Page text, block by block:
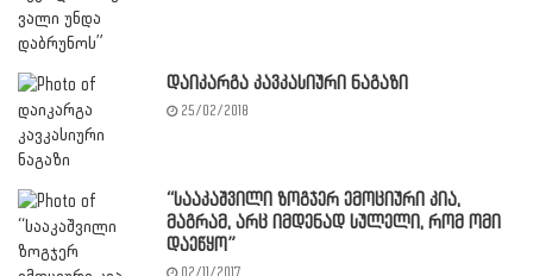
დაიკარგა კავკასიური ნაგაზი
25/02/2018
“სააკაშვილი ზოგჯერ ემოციური კია,
მაგრამ, არც იმდენად სულელი, რომ ომი
დაეწყო”